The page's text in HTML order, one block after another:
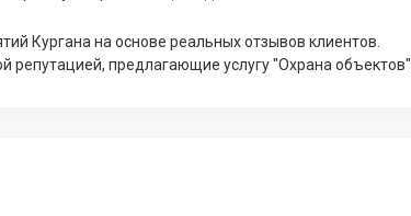
Кургана на основе реальных отзывов клиентов.
репутацией, предлагающие услугу "Охрана объектов".